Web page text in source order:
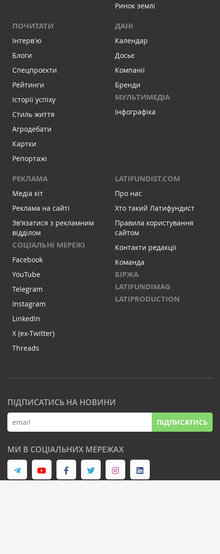
Ринок землі
ПОЧИТАТИ
Інтервʼю
Блоги
Спецпроєкти
Рейтинги
Історії успіху
Стиль життя
Агродебати
Картки
Репортажі
ДАНІ
Календар
Досьє
Компанії
Бренди
МУЛЬТИМЕДІА
Інфографіка
РЕКЛАМА
Медіа кіт
Реклама на сайті
Зв'язатися з рекламним
відділом
СОЦІАЛЬНІ МЕРЕЖІ
Facebook
YouTube
Telegram
Instagram
LinkedIn
X (ex-Twitter)
Threads
LATIFUNDIST.COM
Про нас
Хто такий Латифундист
Правила користування
сайтом
Контакти редакції
Команда
БІРЖА
LATIFUNDIMAG
LATIPRODUCTION
ПІДПИСАТИСЬ НА НОВИНИ
ПІДПИСАТИСЬ
МИ В СОЦІАЛЬНИХ МЕРЕЖАХ